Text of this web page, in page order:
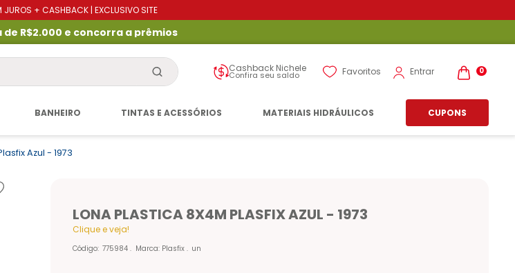
JUROS + CASHBACK | EXCLUSIVO SITE
R$2.000 e concorra a prêmios
Cashback Nichele
Confira seu saldo Favoritos Entrar 0
BANHEIRO TINTAS E ACESSÓRIOS MATERIAIS HIDRÁULICOS CUPONS
Azul - 1973
LONA PLASTICA 8X4M PLASFIX AZUL - 1973
Clique e veja!
Código: 775984 Marca: Plasfix un